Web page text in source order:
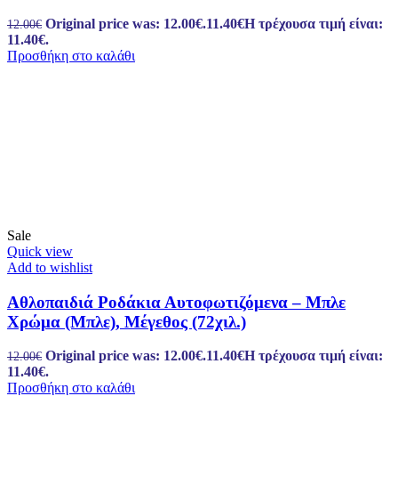
12.00€ Original price was: 12.00€.11.40€Η τρέχουσα τιμή είναι:
11.40€.
Προσθήκη στο καλάθι
Sale
Quick view
Add to wishlist
Αθλοπαιδιά Ροδάκια Αυτοφωτιζόμενα – Μπλε
Χρώμα (Μπλε), Μέγεθος (72χιλ.)
12.00€ Original price was: 12.00€.11.40€Η τρέχουσα τιμή είναι:
11.40€.
Προσθήκη στο καλάθι